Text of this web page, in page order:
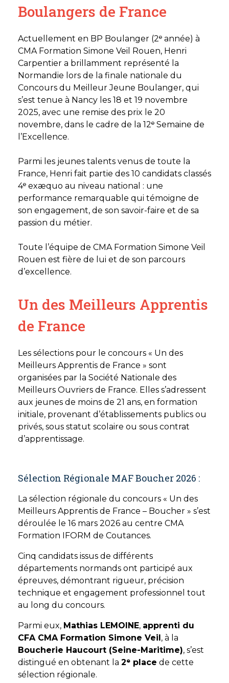
Boulangers de France
Actuellement en BP Boulanger (2ᵉ année) à
CMA Formation Simone Veil Rouen, Henri
Carpentier a brillamment représenté la
Normandie lors de la finale nationale du
Concours du Meilleur Jeune Boulanger, qui
s’est tenue à Nancy les 18 et 19 novembre
2025, avec une remise des prix le 20
novembre, dans le cadre de la 12ᵉ Semaine de
l’Excellence.
Parmi les jeunes talents venus de toute la
France, Henri fait partie des 10 candidats classés
4ᵉ exæquo au niveau national : une
performance remarquable qui témoigne de
son engagement, de son savoir-faire et de sa
passion du métier.
Toute l’équipe de CMA Formation Simone Veil
Rouen est fière de lui et de son parcours
d’excellence.
Un des Meilleurs Apprentis
de France
Les sélections pour le concours « Un des
Meilleurs Apprentis de France » sont
organisées par la Société Nationale des
Meilleurs Ouvriers de France. Elles s’adressent
aux jeunes de moins de 21 ans, en formation
initiale, provenant d’établissements publics ou
privés, sous statut scolaire ou sous contrat
d’apprentissage.
Sélection Régionale MAF Boucher 2026 :
La sélection régionale du concours « Un des
Meilleurs Apprentis de France – Boucher » s’est
déroulée le 16 mars 2026 au centre CMA
Formation IFORM de Coutances.
Cinq candidats issus de différents
départements normands ont participé aux
épreuves, démontrant rigueur, précision
technique et engagement professionnel tout
au long du concours.
Parmi eux, Mathias LEMOINE, apprenti du
CFA CMA Formation Simone Veil, à la
Boucherie Haucourt (Seine-Maritime), s’est
distingué en obtenant la 2ᵉ place de cette
sélection régionale.